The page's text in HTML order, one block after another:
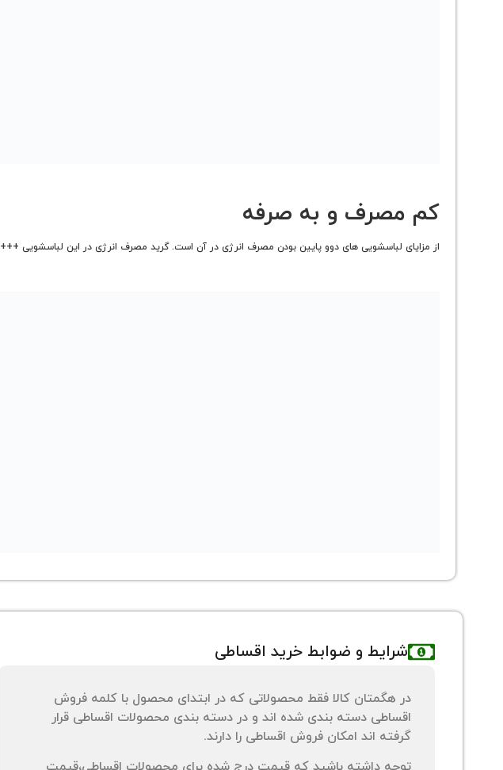
کم مصرف و به صرفه
از مزایای لباسشویی های دوو پایین بودن مصرف انرژی در آن است. گرید مصرف انرژی در این لباسشویی +++A می باشد. یعنی میزان مصرف انرژی در این محصول تا 35% کاهش یافته است.
شرایط و ضوابط خرید اقساطی
در هگمتان کالا فقط محصولاتی که در ابتدای محصول با کلمه فروش
اقساطی دسته بندی شده اند و در دسته بندی محصولات اقساطی قرار
گرفته اند امکان فروش اقساطی را دارند.